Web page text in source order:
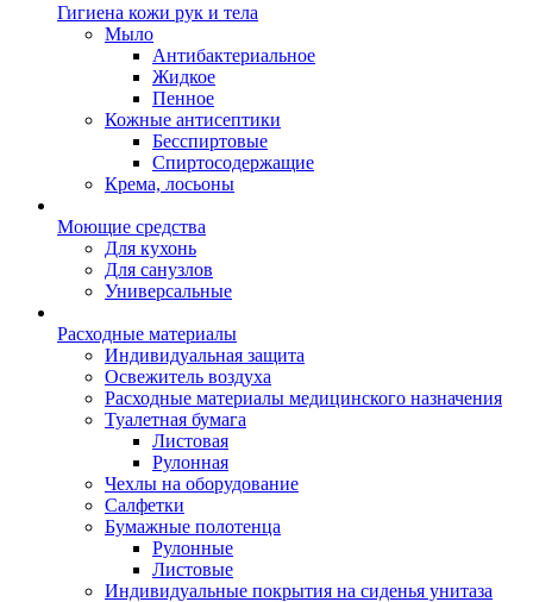
Гигиена кожи рук и тела
Мыло
Антибактериальное
Жидкое
Пенное
Кожные антисептики
Бесспиртовые
Cпиртосодержащие
Крема, лосьоны
Моющие средства
Для кухонь
Для санузлов
Универсальные
Расходные материалы
Индивидуальная защита
Освежитель воздуха
Расходные материалы медицинского назначения
Туалетная бумага
Листовая
Рулонная
Чехлы на оборудование
Салфетки
Бумажные полотенца
Рулонные
Листовые
Индивидуальные покрытия на сиденья унитаза